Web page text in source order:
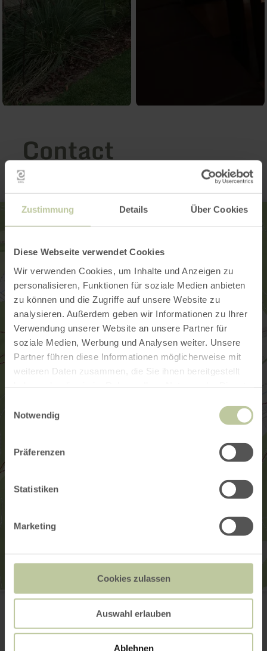
Zustimmung Details Über Cookies
Diese Webseite verwendet Cookies
Wir verwenden Cookies, um Inhalte und Anzeigen zu
personalisieren, Funktionen für soziale Medien anbieten
zu können und die Zugriffe auf unsere Website zu
analysieren. Außerdem geben wir Informationen zu Ihrer
Verwendung unserer Website an unsere Partner für
soziale Medien, Werbung und Analysen weiter. Unsere
Partner führen diese Informationen möglicherweise mit
weiteren Daten zusammen, die Sie ihnen bereitgestellt
Notwendig
Präferenzen
Statistiken
Marketing
Cookies zulassen
Auswahl erlauben
Ablehnen
Contact
Landhotel Ewerts
(0049) 2695 380